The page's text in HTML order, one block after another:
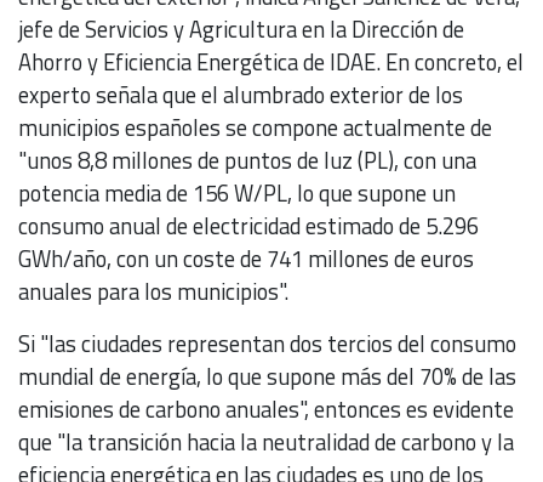
jefe de Servicios y Agricultura en la Dirección de
Ahorro y Eficiencia Energética de IDAE. En concreto, el
experto señala que el alumbrado exterior de los
municipios españoles se compone actualmente de
"unos 8,8 millones de puntos de luz (PL), con una
potencia media de 156 W/PL, lo que supone un
consumo anual de electricidad estimado de 5.296
GWh/año, con un coste de 741 millones de euros
anuales para los municipios".
Si "las ciudades representan dos tercios del consumo
mundial de energía, lo que supone más del 70% de las
emisiones de carbono anuales", entonces es evidente
que "la transición hacia la neutralidad de carbono y la
eficiencia energética en las ciudades es uno de los